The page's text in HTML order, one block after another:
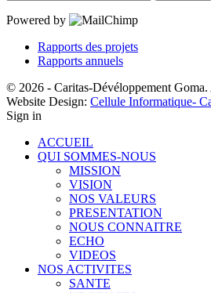
Powered by
Rapports des projets
Rapports annuels
© 2026 - Caritas-Dévéloppement
Website Design: Cellule Informatique-
Sign in
ACCUEIL
QUI SOMMES-NOUS
MISSION
VISION
NOS VALEURS
PRESENTATION
NOUS CONNAITRE
ECHO
VIDEOS
NOS ACTIVITES
SANTE